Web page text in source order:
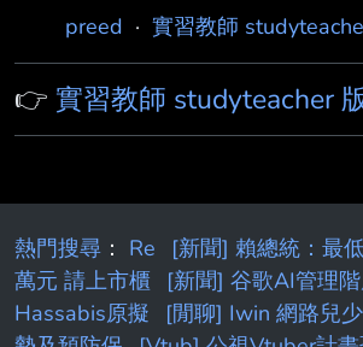
包涵 https://preedhd.com/
協助你上榜。 預祝各位老師
preed · 實習教師
👉 實習教師 studyteacher
熱門搜尋 ： Re
[新聞] 賴總統：最
萬元 請上市櫃
[新聞] 谷歌AI管理階
Hassabis原擬
[閒聊] Iwin 網路兒